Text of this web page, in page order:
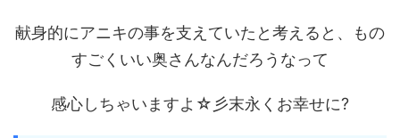
献身的にアニキの事を支えていたと考えると、もの
すごくいい奥さんなんだろうなって
感心しちゃいますよ☆彡末永くお幸せに?